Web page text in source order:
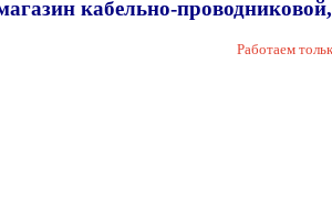
кабельно-
Работаем